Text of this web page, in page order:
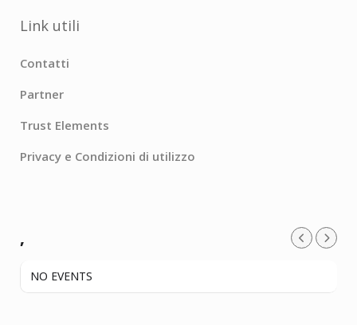
Link utili
Contatti
Partner
Trust Elements
Privacy e Condizioni di utilizzo
,
NO EVENTS